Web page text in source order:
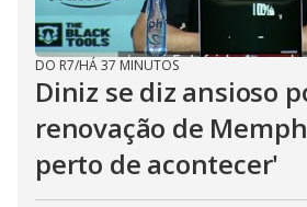
DO R7/HÁ 37 MINUTOS
Diniz se diz ansioso
renovação de
perto de acontecer'